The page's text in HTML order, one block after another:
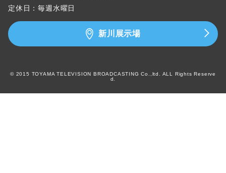
定休日：毎週水曜日
新川展示場
© 2015 TOYAMA TELEVISION BROADCASTING Co.,ltd. ALL Rights Reserve
d.